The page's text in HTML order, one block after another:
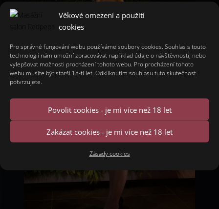
Věkové omezení a použití
cookies
Pro správné fungování webu používáme soubory cookies. Souhlas s touto
technologií nám umožní zpracovávat například údaje o návštěvnosti, nebo
vylepšovat možnosti procházení tohoto webu. Pro procházení tohoto
webu musíte být starší 18-ti let. Odkliknutím souhlasu tuto skutečnost
potvrzujete.
Povolit cookies - je mi více než 18 let
Zakázat cookies - je mi více než 18 let
Zásady cookies